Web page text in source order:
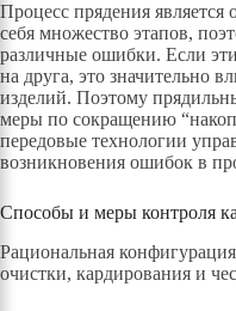
Процесс прядения
себя множество этапов,
различные ошибки. Если
на друга, это значительно
изделий. Поэтому
меры по сокращению
передовые технологии
возникновения ошибок в
Способы и меры контроля
Рациональная
очистки, кардирования и